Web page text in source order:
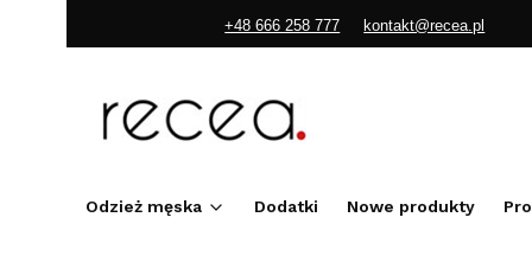
+48 666 258 777 kontakt@recea.pl
Odzież męska Dodatki Nowe produkty